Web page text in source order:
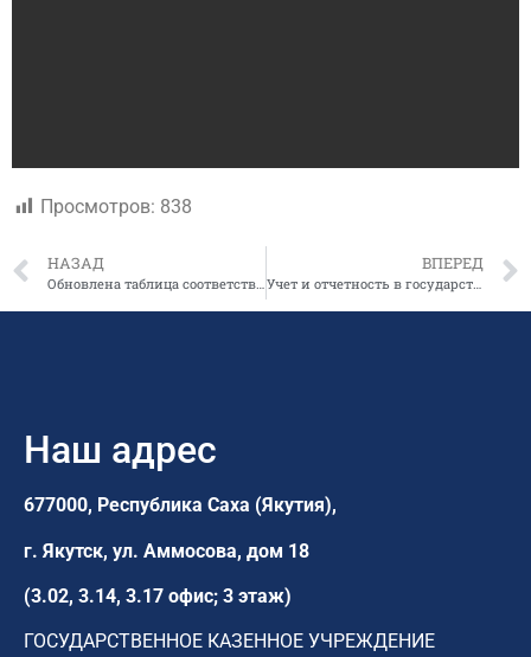
Просмотров: 838
НАЗАД
Обновлена таблица соответствия КВР и КОСГУ
ВПЕРЕД
Учет и отчетность в государственных (муниципальных) учреждениях
Наш адрес
677000, Республика Саха (Якутия),
г. Якутск, ул. Аммосова, дом 18
(3.02, 3.14, 3.17 офис; 3 этаж)
ГОСУДАРСТВЕННОЕ КАЗЕННОЕ УЧРЕЖДЕНИЕ